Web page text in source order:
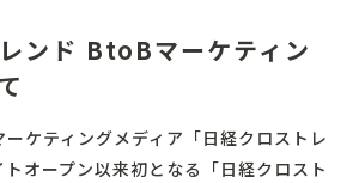
ンド BtoBマーケティン
ーケティングメディア「日経クロストレ
オープン以来初となる「日経クロスト